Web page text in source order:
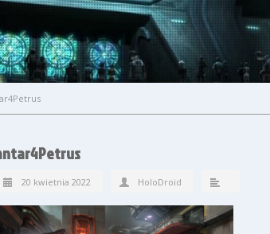
20 kwietnia 2022 HoloDroid